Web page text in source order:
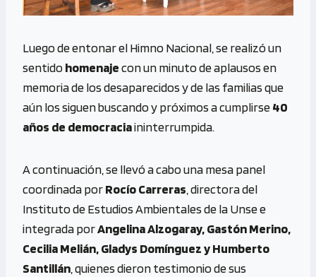
Luego de entonar el Himno Nacional, se realizó un
sentidohomenajecon un minuto de aplausos en
memoria de los desaparecidos y de las familias que
aún los siguen buscando y próximos a cumplirse40
años de democraciaininterrumpida.
A continuación, se llevó a cabo una mesa panel
coordinada porRocío Carreras , directora del
Instituto de Estudios Ambientales de la Unse e
integrada porAngelina Alzogaray, Gastón Merino,
Cecilia Melián, Gladys Domínguez y Humberto
Santillán , quienes dieron testimonio de sus